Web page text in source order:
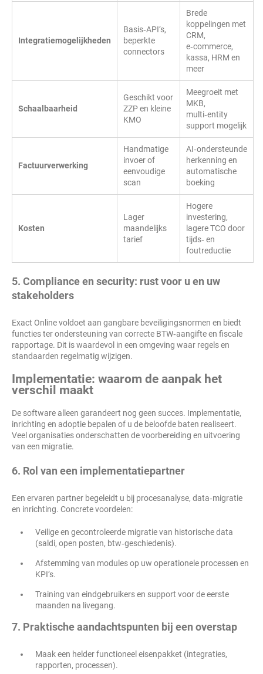
Integratiemogelijkheden
Basis‑API’s,
beperkte
connectors
Brede
koppelingen met
CRM,
e‑commerce,
kassa, HRM en
meer
Schaalbaarheid
Geschikt voor
ZZP en kleine
KMO
Meegroeit met
MKB,
multi‑entity
support mogelijk
Factuurverwerking
Handmatige
invoer of
eenvoudige
scan
AI‑ondersteunde
herkenning en
automatische
boeking
Kosten
Lager
maandelijks
tarief
Hogere
investering,
lagere TCO door
tijds‑ en
foutreductie
5. Compliance en security: rust voor u en uw
stakeholders
Exact Online voldoet aan gangbare beveiligingsnormen en biedt
functies ter ondersteuning van correcte BTW‑aangifte en fiscale
rapportage. Dit is waardevol in een omgeving waar regels en
standaarden regelmatig wijzigen.
Implementatie: waarom de aanpak het
verschil maakt
De software alleen garandeert nog geen succes. Implementatie,
inrichting en adoptie bepalen of u de beloofde baten realiseert.
Veel organisaties onderschatten de voorbereiding en uitvoering
van een migratie.
6. Rol van een implementatiepartner
Een ervaren partner begeleidt u bij procesanalyse, data‑migratie
en inrichting. Concrete voordelen:
Veilige en gecontroleerde migratie van historische data
(saldi, open posten, btw‑geschiedenis).
Afstemming van modules op uw operationele processen en
KPI’s.
Training van eindgebruikers en support voor de eerste
maanden na livegang.
7. Praktische aandachtspunten bij een overstap
Maak een helder functioneel eisenpakket (integraties,
rapporten, processen).